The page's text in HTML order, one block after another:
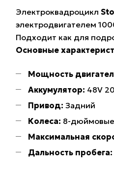
Электроквадроцикл
электродвигателем
Подходит как для
Основные
Мощность
Аккумулятор: 48V
Привод: Задний
Колеса: 8-дюймовые
Максимальная
Дальность пробега: